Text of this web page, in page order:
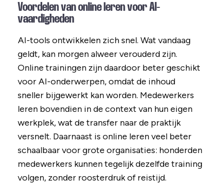
Voordelen van online leren voor AI-
vaardigheden
AI-tools ontwikkelen zich snel. Wat vandaag
geldt, kan morgen alweer verouderd zijn.
Online trainingen zijn daardoor beter geschikt
voor AI-onderwerpen, omdat de inhoud
sneller bijgewerkt kan worden. Medewerkers
leren bovendien in de context van hun eigen
werkplek, wat de transfer naar de praktijk
versnelt. Daarnaast is online leren veel beter
schaalbaar voor grote organisaties: honderden
medewerkers kunnen tegelijk dezelfde training
volgen, zonder roosterdruk of reistijd.